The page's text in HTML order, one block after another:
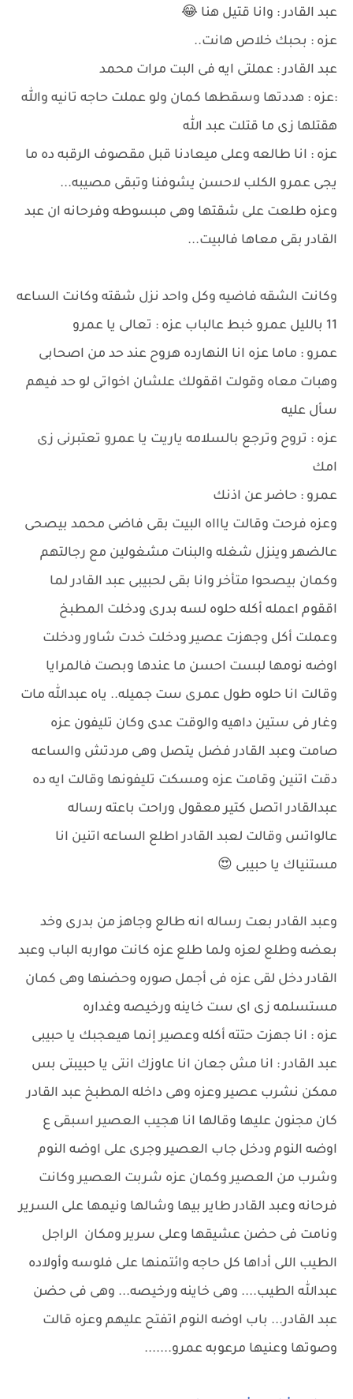
عبد القادر : وانا قتيل هنا 😂
عزه : بحبك خلاص هانت..
عبد القادر : عملتى ايه فى البت مرات محمد
:عزه : هددتها وسقطها كمان ولو عملت حاجه تانيه والله
هقتلها زى ما قتلت عبد الله
عزه : انا طالعه وعلى ميعادنا قبل مقصوف الرقبه ده ما
يجى عمرو الكلب لاحسن يشوفنا وتبقى مصيبه...
وعزه طلعت على شقتها وهى مبسوطه وفرحانه ان عبد
القادر بقى معاها فالبيت...
وكانت الشقه فاضيه وكل واحد نزل شقته وكانت الساعه
11 بالليل عمرو خبط عالباب عزه : تعالى يا عمرو
عمرو : ماما عزه انا النهارده هروح عند حد من اصحابى
وهبات معاه وقولت اققولك علشان اخواتى لو حد فيهم
سأل عليه
عزه : تروح وترجع بالسلامه ياريت يا عمرو تعتبرنى زى
امك
عمرو : حاضر عن اذنك
وعزه فرحت وقالت ياااه البيت بقى فاضى محمد بيصحى
عالضهر وينزل شغله والبنات مشغولين مع رجالتهم
وكمان بيصحوا متأخر وانا بقى لحبيبى عبد القادر لما
اققوم اعمله أكله حلوه لسه بدرى ودخلت المطبخ
وعملت أكل وجهزت عصير ودخلت خدت شاور ودخلت
اوضه نومها لبست احسن ما عندها وبصت فالمرايا
وقالت انا حلوه طول عمرى ست جميله.. ياه عبدالله مات
وغار فى ستين داهيه والوقت عدى وكان تليفون عزه
صامت وعبد القادر فضل يتصل وهى مردتش والساعه
دقت اتنين وقامت عزه ومسكت تليفونها وقالت ايه ده
عبدالقادر اتصل كتير معقول وراحت باعته رساله
عالواتس وقالت لعبد القادر اطلع الساعه اتنين انا
مستنياك يا حبيبى 😍
وعبد القادر بعت رساله انه طالع وجاهز من بدرى وخد
بعضه وطلع لعزه ولما طلع عزه كانت مواربه الباب وعبد
القادر دخل لقى عزه فى أجمل صوره وحضنها وهى كمان
مستسلمه زى اى ست خاينه ورخيصه وغداره
عزه : انا جهزت حتته أكله وعصير إنما هيعجبك يا حبيبى
عبد القادر : انا مش جعان انا عاوزك انتى يا حبيبتى بس
ممكن نشرب عصير وعزه وهى داخله المطبخ عبد القادر
كان مجنون عليها وقالها انا هجيب العصير اسبقى ع
اوضه النوم ودخل جاب العصير وجرى على اوضه النوم
وشرب من العصير وكمان عزه شربت العصير وكانت
فرحانه وعبد القادر طاير بيها وشالها ونيمها على السرير
ونامت فى حضن عشيقها وعلى سرير ومكان الراجل
الطيب اللى أداها كل حاجه وائتمنها على فلوسه وأولاده
عبدالله الطيب.... وهى خاينه ورخيصه... وهى فى حضن
عبد القادر... باب اوضه النوم اتفتح عليهم وعزه قالت
وصوتها وعنيها مرعوبه عمرو.......